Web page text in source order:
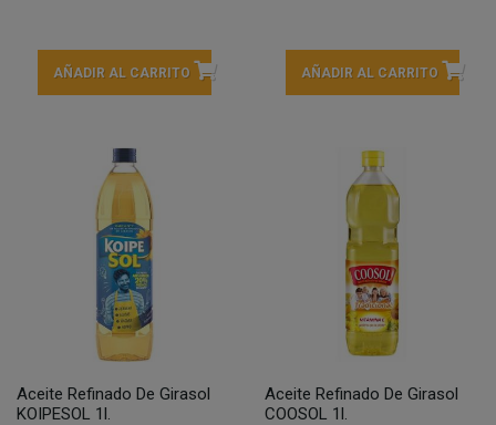
AÑADIR AL CARRITO AÑADIR AL CARRITO
Aceite Refinado De Girasol
KOIPESOL 1l.
Aceite Refinado De Girasol
COOSOL 1l.